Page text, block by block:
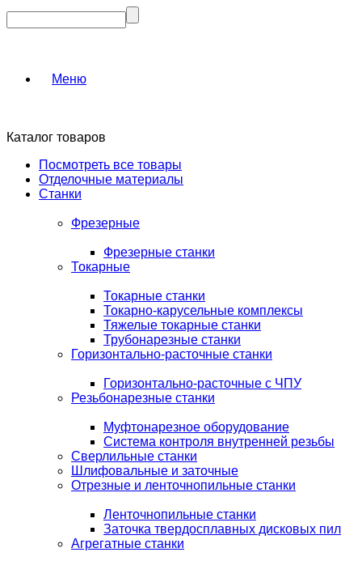
Меню
Каталог товаров
Посмотреть все товары
Отделочные материалы
Станки
Фрезерные
Фрезерные станки
Токарные
Токарные станки
Токарно-карусельные комплексы
Тяжелые токарные станки
Трубонарезные станки
Горизонтально-расточные станки
Горизонтально-расточные с ЧПУ
Резьбонарезные станки
Муфтонарезное оборудование
Система контроля внутренней резьбы
Сверлильные станки
Шлифовальные и заточные
Отрезные и ленточнопильные станки
Ленточнопильные станки
Заточка твердосплавных дисковых пил
Агрегатные станки